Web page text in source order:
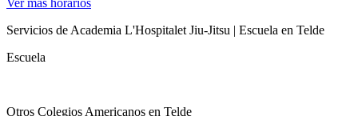
Servicios de Academia L'Hospitalet Jiu-Jitsu | Escuela en Telde
Escuela
Otros Colegios Americanos en Telde